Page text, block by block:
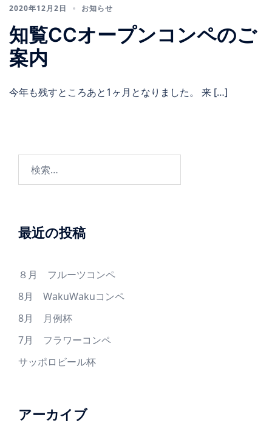
2020年12月2日 お知らせ
知覧CCオープンコンペのご
案内
今年も残すところあと1ヶ月となりました。 来 […]
最近の投稿
８月 フルーツコンペ
8月 WakuWakuコンペ
8月 月例杯
7月 フラワーコンペ
サッポロビール杯
アーカイブ